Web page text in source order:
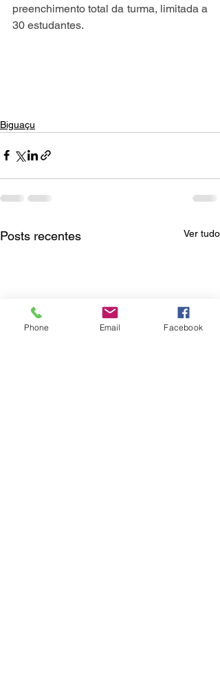
preenchimento total da turma, limitada a
30 estudantes.
Biguaçu
Posts recentes Ver tudo
Phone Email Facebook